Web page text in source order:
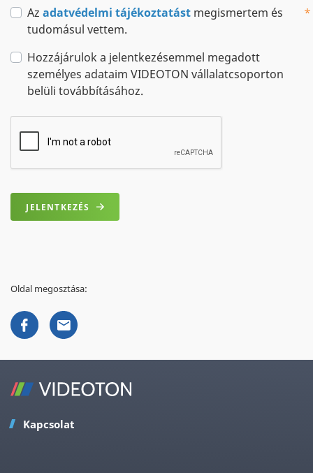
Az adatvédelmi tájékoztatást megismertem és
tudomásul vettem.
Hozzájárulok a jelentkezésemmel megadott
személyes adataim VIDEOTON vállalatcsoporton
belüli továbbításához.
JELENTKEZÉS
Oldal megosztása:
Kapcsolat